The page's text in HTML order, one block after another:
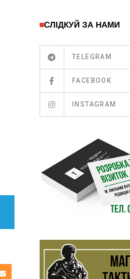
СЛІДКУЙ ЗА НАМИ
TELEGRAM
FACEBOOK
INSTAGRAM